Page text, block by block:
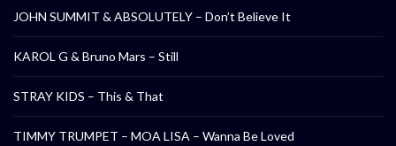
JOHN SUMMIT & ABSOLUTELY – Don’t Believe It
KAROL G & Bruno Mars – Still
STRAY KIDS – This & That
TIMMY TRUMPET – MOA LISA – Wanna Be Loved